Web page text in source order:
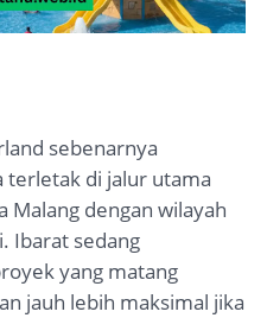
sebenarnya
terletak di jalur utama
Malang dengan wilayah
Ibarat sedang
yang matang
jauh lebih maksimal jika